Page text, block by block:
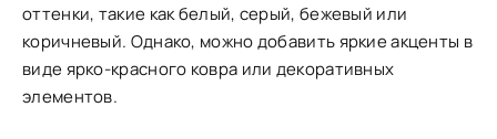
оттенки, такие как белый, серый, бежевый или
коричневый. Однако, можно добавить яркие акценты в
виде ярко-красного ковра или декоративных
элементов.